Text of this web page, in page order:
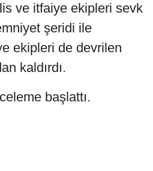
ve itfaiye ekipleri sevk
şeridi ile
ekipleri de devrilen
kaldırdı.
başlattı.